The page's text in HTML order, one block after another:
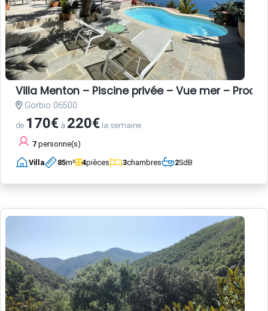
Villa Menton – Piscine privée – Vue mer –
Gorbio 06500
de 170€ à 220€ la semaine
7 personne(s)
Villa 85m² 4pièces 3chambres 2SdB